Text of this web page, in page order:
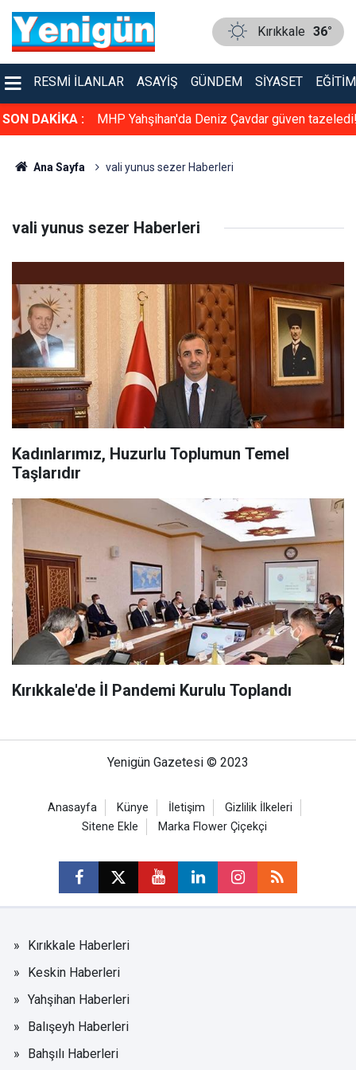
Kırıkkale 36°
RESMI İLANLAR ASAYIŞ GÜNDEM SIYASET EĞITIM
SON DAKİKA :
Resm MHP Yahşihan'da Deniz Çavdar güven
Ana Sayfa vali yunus sezer Haberleri
vali yunus sezer Haberleri
Kadınlarımız, Huzurlu Toplumun Temel
Taşlarıdır
Kırıkkale'de İl Pandemi Kurulu Toplandı
Yenigün Gazetesi © 2023
Anasayfa Künye İletişim
Gizlilik İlkeleri
Sitene Ekle
Marka Flower Çiçekçi
Kırıkkale Haberleri
Keskin Haberleri
Yahşihan Haberleri
Balışeyh Haberleri
Bahşılı Haberleri